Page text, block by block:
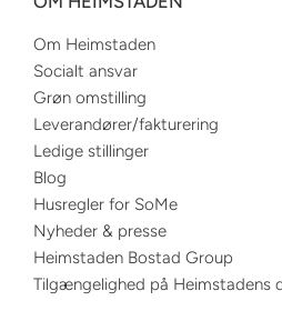
Om Heimstaden
Socialt ansvar
Grøn omstilling
Leverandører/fakturering
Ledige stillinger
Blog
Husregler for SoMe
Nyheder & presse
Heimstaden Bostad Group
Tilgængelighed på Heimstadens